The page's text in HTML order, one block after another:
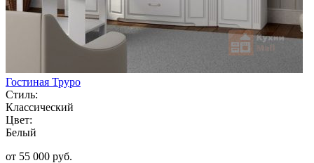
Гостиная Труро
Стиль:
Классический
Цвет:
Белый
от 55 000 руб.